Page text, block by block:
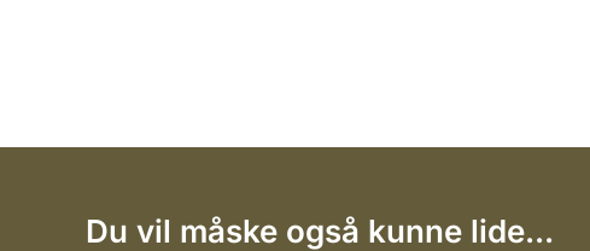
Du vil måske også kunne lide...